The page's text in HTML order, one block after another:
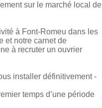
sur le marché local de
à Font-Romeu dans les
et notre carnet de
à recruter un ouvrier
installer définitivement -
temps d’une période